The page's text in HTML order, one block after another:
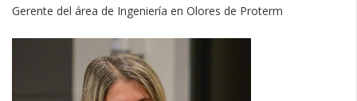
Gerente del área de Ingeniería en Olores de Proterm